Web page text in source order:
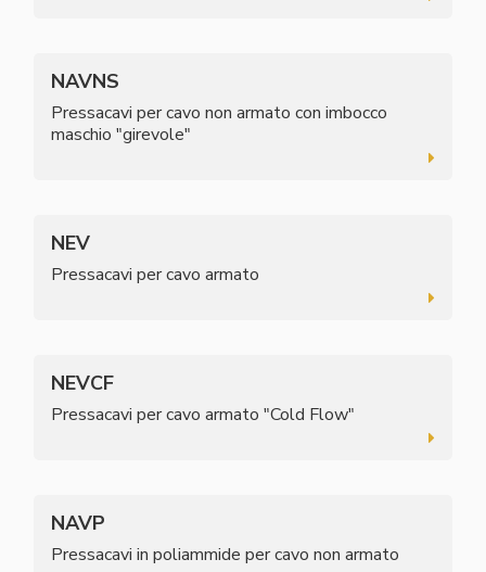
NAVNS
Pressacavi per cavo non armato con imbocco
maschio "girevole"
NEV
Pressacavi per cavo armato
NEVCF
Pressacavi per cavo armato "Cold Flow"
NAVP
Pressacavi in poliammide per cavo non armato